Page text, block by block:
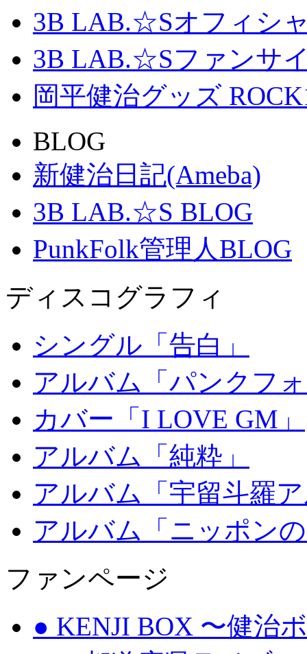
3B LAB.☆Sオフィシ
3B LAB.☆Sファンサイ
岡平健治グッズ
BLOG
新健治日記(Ameba)
3B LAB.☆S BLOG
PunkFolk管理人BLOG
ディスコグラフィ
シングル「告白」
アルバム「パンクフ
カバー「I LOVE GM」
アルバム「純粋」
アルバム「宇留斗羅
アルバム「ニッポン
ファンページ
● KENJI BOX 〜健治